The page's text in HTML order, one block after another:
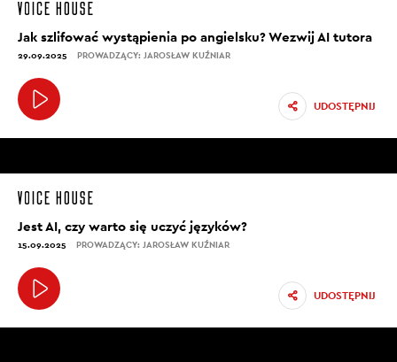
Jak szlifować wystąpienia po angielsku? Wezwij AI tutora
29.09.2025 PROWADZĄCY: JAROSŁAW KUŹNIAR
UDOSTĘPNIJ
Jest AI, czy warto się uczyć języków?
15.09.2025 PROWADZĄCY: JAROSŁAW KUŹNIAR
UDOSTĘPNIJ